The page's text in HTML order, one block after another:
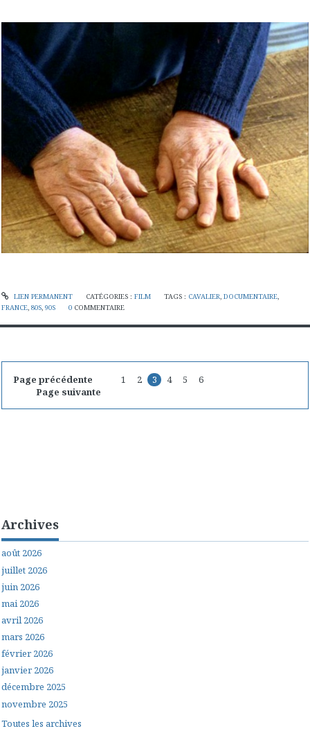
LIEN PERMANENT CATÉGORIES : FILM TAGS : CAVALIER,DOCUMENTAIRE,
FRANCE, 80S, 90S 0 COMMENTAIRE
Page précédente 1 2 3 4 5
6
Page suivante
Archives
août 2026
juillet 2026
juin 2026
mai 2026
avril 2026
mars 2026
février 2026
janvier 2026
décembre 2025
novembre 2025
Toutes les archives